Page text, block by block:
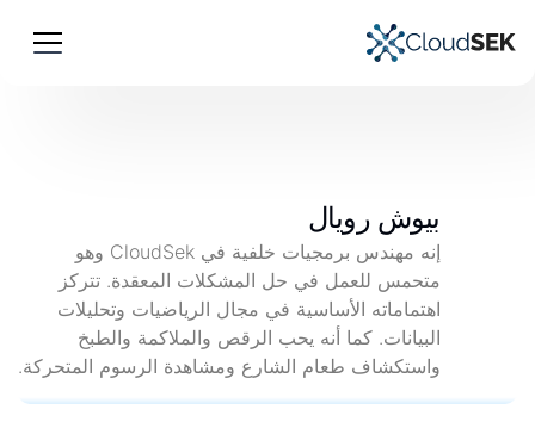
بيوش رويال
إنه مهندس برمجيات خلفية في CloudSek وهو
متحمس للعمل في حل المشكلات المعقدة. تتركز
اهتماماته الأساسية في مجال الرياضيات وتحليلات
البيانات. كما أنه يحب الرقص والملاكمة والطبخ
واستكشاف طعام الشارع ومشاهدة الرسوم المتحركة.